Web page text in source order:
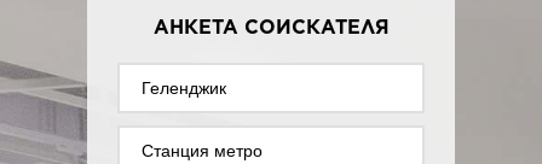
АНКЕТА СОИСКАТЕЛЯ